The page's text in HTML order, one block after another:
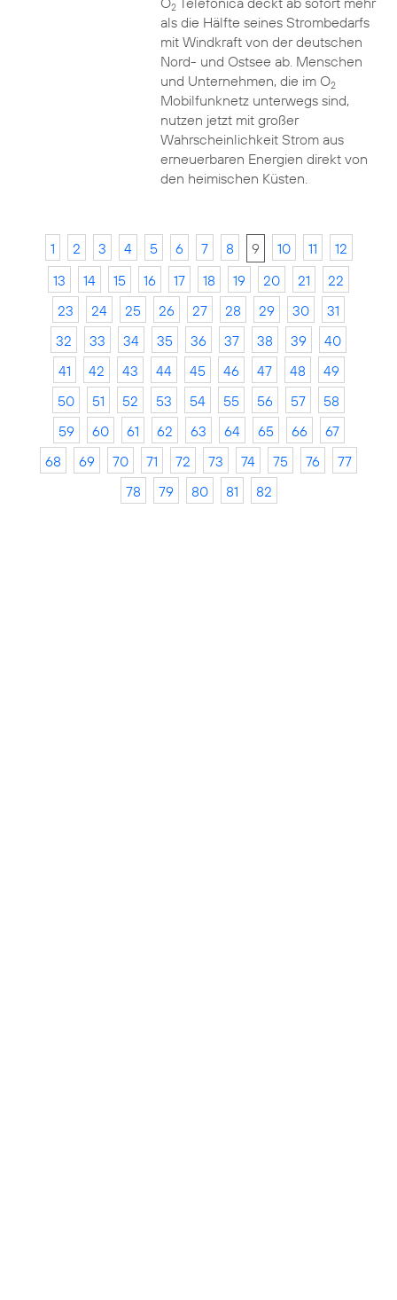
2
als die Hälfte seines Strombedarfs
mit Windkraft von der deutschen
Nord- und Ostsee ab. Menschen
und Unternehmen, die im O2
Mobilfunknetz unterwegs sind,
nutzen jetzt mit großer
Wahrscheinlichkeit Strom aus
erneuerbaren Energien direkt von
den heimischen Küsten.
1 2 3 4 5 6 7 8 9 10 11
12
13
14 15 16 17 18 19 20 21
22
23
24 25 26 27 28 29 30
31
32
33 34 35 36 37 38 39
40
41
42 43 44 45 46 47 48
49
50
51 52 53 54 55 56 57
58
59
60 61 62 63 64 65 66
67
68
69 70 71 72 73 74 75 76
77
78
79 80 81 82